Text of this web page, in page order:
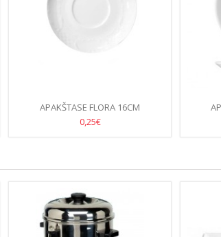
APAKŠTASE FLORA 16CM
0,25€